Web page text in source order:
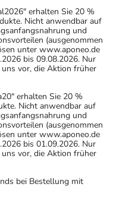
erhalten Sie 20 %
Nicht anwendbar auf
und
(ausgenommen
unter www.aponeo.de
bis 09.08.2026. Nur
vor, die Aktion früher
erhalten Sie 20 %
Nicht anwendbar auf
und
(ausgenommen
unter www.aponeo.de
bis 01.09.2026. Nur
vor, die Aktion früher
bei Bestellung mit